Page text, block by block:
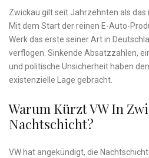
Zwickau gilt seit Jahrzehnten als das
Mit dem Start der reinen E-Auto-
Werk das erste seiner Art in
verflogen. Sinkende Absatzzahlen,
und politische Unsicherheit haben
existenzielle Lage gebracht.
Warum Kürzt VW In
Nachtschicht?
VW hat angekündigt, die